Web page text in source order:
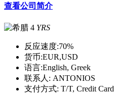
查看公司简介
4 YRS
反应速度:70%
货币:EUR,USD
语言:English, Greek
联系人: ANTONIOS
支付方式: T/T, Credit Card